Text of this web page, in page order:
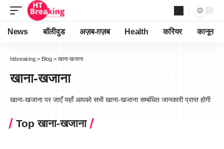
News बॉलीवुड अज़ब-ग़ज़ब Health करियर कानून
htbreaking > Blog > खाना-खजाना
खाना-खजाना
खाना-खजाना पर जाएँ यहाँ आपको सभी खाना-खजाना सम्बंधित जानकारी प्राप्त होगी
Top खाना-खजाना